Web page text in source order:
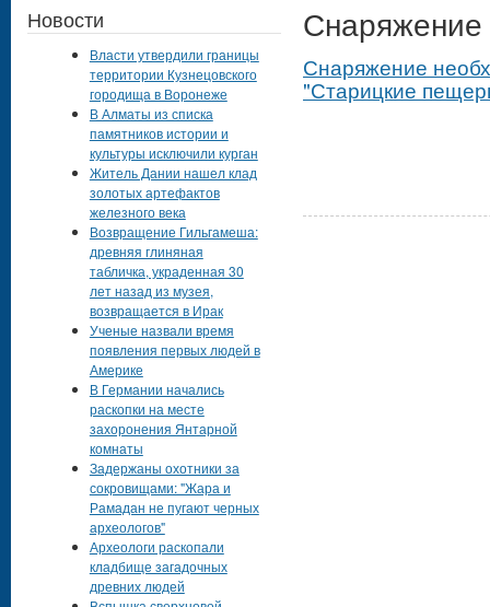
Снаряжение
Снаряжение
"Старицкие
Новости
Власти утвердили границы
территории Кузнецовского
городища в Воронеже
В Алматы из списка
памятников истории и
культуры исключили курган
Житель Дании нашел клад
золотых артефактов
железного века
Возвращение Гильгамеша:
древняя глиняная
табличка, украденная 30
лет назад из музея,
возвращается в Ирак
Ученые назвали время
появления первых людей в
Америке
В Германии начались
раскопки на месте
захоронения Янтарной
комнаты
Задержаны охотники за
сокровищами: "Жара и
Рамадан не пугают черных
археологов"
Археологи раскопали
кладбище загадочных
древних людей